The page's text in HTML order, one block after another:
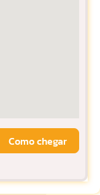
Como chegar